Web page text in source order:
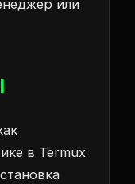
или
в Termux